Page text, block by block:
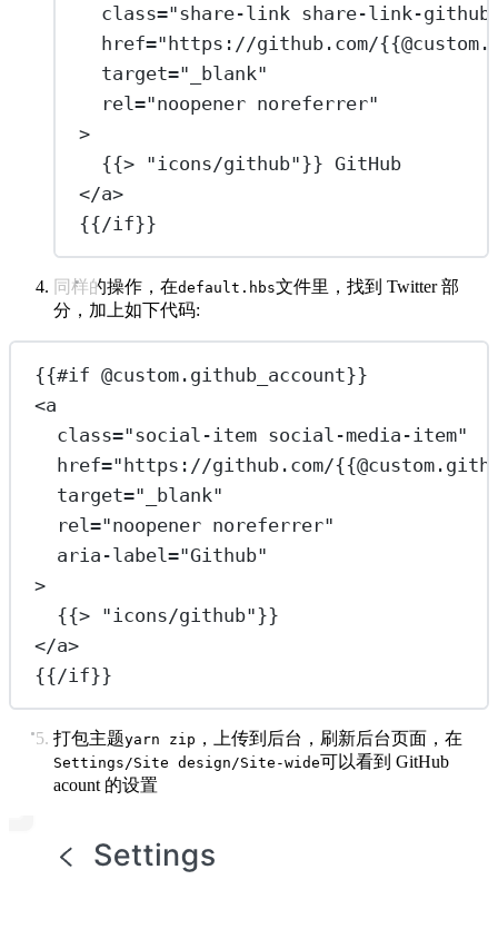
class="share-link share-link-
href="https://github.com/
target="_blank"
rel="noopener noreferrer"
>
{{> "icons/github"}} GitHub
</a>
{{/if}}
同样的操作，在default.hbs文件里，找到 Twitter 部
分，加上如下代码:
{{#if @custom.github_account}}
<a
class="social-item social-media-item"
href="https://github.com/
target="_blank"
rel="noopener noreferrer"
aria-label="Github"
>
{{> "icons/github"}}
</a>
{{/if}}
打包主题yarn zip ，上传到后台，刷新后台页面，在
Settings/Site design/Site-wide 可以看到 GitHub
acount 的设置